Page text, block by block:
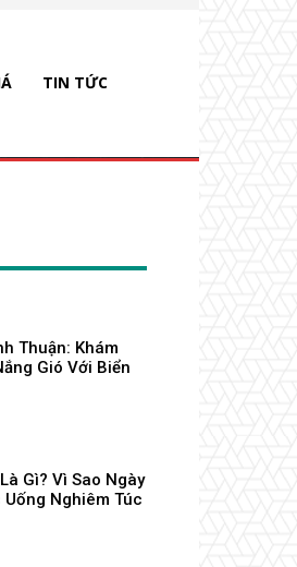
TIN TỨC
Thuận: Khám
Gió Với Biển
Gì? Vì Sao Ngày
Nghiêm Túc